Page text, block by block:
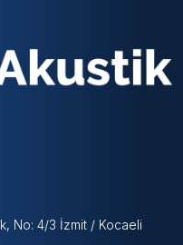
No: 4/3 İzmit / Kocaeli